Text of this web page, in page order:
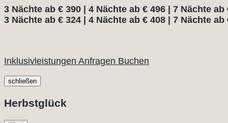
3 Nächte ab € 390 | 4 Nächte ab € 496 | 7 Nächte ab
3 Nächte ab € 324 | 4 Nächte ab € 408 | 7 Nächte ab
Inklusivleistungen Anfragen Buchen
schließen
Herbstglück